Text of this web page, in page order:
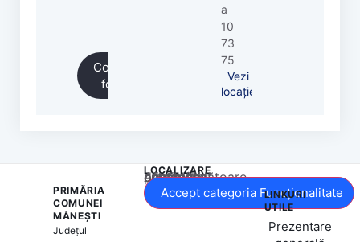
Completează
formularul
a
10
73
75
Vezi
locație
PRIMĂRIA
COMUNEI
MĂNEȘTI
Județul
LOCALIZARE
Acest conținut este blocat până când acceptați categoria corespunzătoare de cookie-uri.
Accept categoria Funcționalitate
LINKURI
UTILE
Prezentare